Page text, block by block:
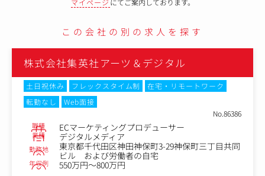
この会社の別の求人を探す
株式会社集英社アーツ＆デジタル
土日祝休み フレックスタイム制
在宅・リモートワーク
転勤なし
Web面接
No.86386
職種 ECマーケティングプロデューサー
業種 デジタルメディア
勤務地
東京都千代田区神田神保町3-29神保町三丁目共同
ビル および労働者の自宅
年収例
550万円～800万円